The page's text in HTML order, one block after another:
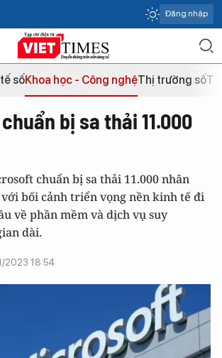
Đăng nhập
sốKhoa học - Công nghệThị trường số
bị sa thải 11.000
chuẩn bị sa thải 11.000 nhân
bối cảnh triển vọng nền kinh tế đi
về phần mềm và dịch vụ suy
dài.
2023 18:54